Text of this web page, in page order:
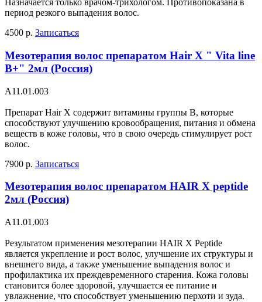
Назначается только врачом-трихологом. Противопоказана в
период резкого выпадения волос.
4500 р. Записаться
Мезотерапия волос препаратом Hair X " Vita line
B+" 2мл (Россия)
А11.01.003
Препарат Hair X содержит витамины группы В, которые
способствуют улучшению кровообращения, питания и обмена
веществ в коже головы, что в свою очередь стимулирует рост
волос.
7900 р. Записаться
Мезотерапия волос препаратом HAIR X peptide
2мл (Россия)
А11.01.003
Результатом применения мезотерапии HAIR X Peptide
является укрепление и рост волос, улучшение их структуры и
внешнего вида, а также уменьшение выпадения волос и
профилактика их преждевременного старения. Кожа головы
становится более здоровой, улучшается ее питание и
увлажнение, что способствует уменьшению перхоти и зуда.